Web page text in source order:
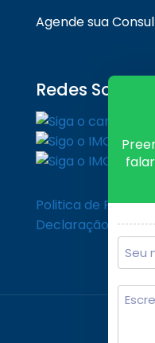
Agende sua
Redes Sociais
Politica de
Declaração de